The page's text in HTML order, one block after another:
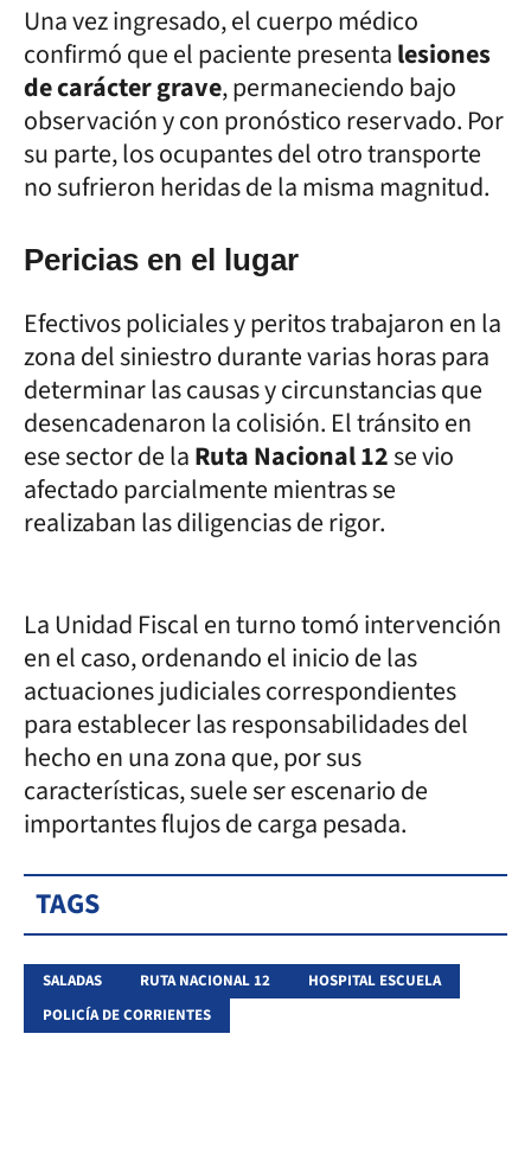
Una vez ingresado, el cuerpo médico
confirmó que el paciente presentalesiones
de carácter grave, permaneciendo bajo
observación y con pronóstico reservado. Por
su parte, los ocupantes del otro transporte
no sufrieron heridas de la misma magnitud.
Pericias en el lugar
Efectivos policiales y peritos trabajaron en la
zona del siniestro durante varias horas para
determinar las causas y circunstancias que
desencadenaron la colisión. El tránsito en
ese sector de laRuta Nacional 12se vio
afectado parcialmente mientras se
realizaban las diligencias de rigor.
La Unidad Fiscal en turno tomó intervención
en el caso, ordenando el inicio de las
actuaciones judiciales correspondientes
para establecer las responsabilidades del
hecho en una zona que, por sus
características, suele ser escenario de
importantes flujos de carga pesada.
TAGS
SALADAS RUTA NACIONAL 12
HOSPITAL ESCUELA
POLICÍA DE CORRIENTES